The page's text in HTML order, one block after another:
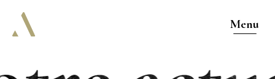
Menu